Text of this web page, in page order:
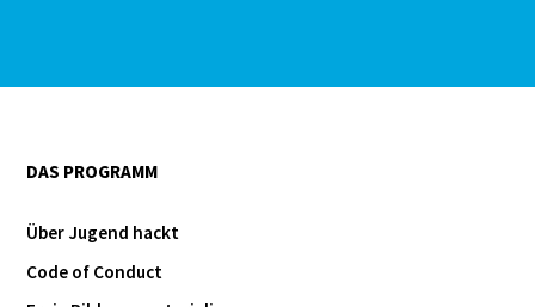
DAS PROGRAMM
Über Jugend hackt
Code of Conduct